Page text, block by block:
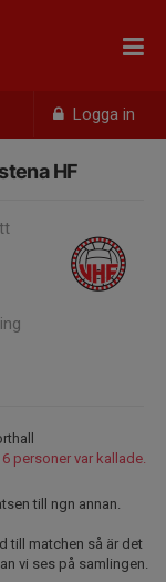
Logga in
HF
personer var kallade.
till ngn annan.
till matchen så är det
vi ses på samlingen.